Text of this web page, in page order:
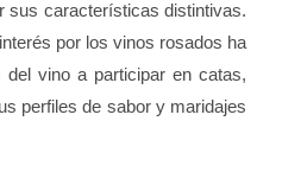
sus características distintivas.
por los vinos rosados ha
del vino a participar en catas,
perfiles de sabor y maridajes